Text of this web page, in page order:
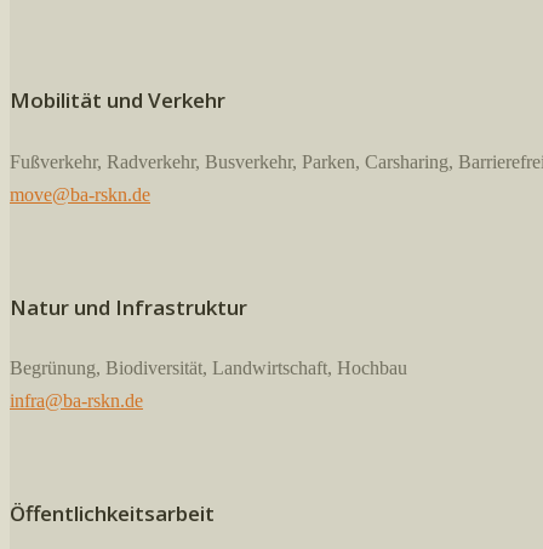
Mobilität und Verkehr
Fußverkehr, Radverkehr, Busverkehr, Parken, Carsharing,
move@ba-rskn.de
Natur und Infrastruktur
Begrünung, Biodiversität, Landwirtschaft, Hochbau
infra@ba-rskn.de
Öffentlichkeitsarbeit